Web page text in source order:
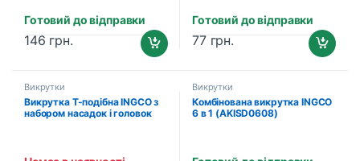
Готовий до відправки
146 грн.
Готовий до відправки
77 грн.
Викрутки
Викрутка Т-подібна INGCO з
набором насадок і головок
Викрутки
Комбінована викрутка INGCO
6 в 1 (AKISD0608)